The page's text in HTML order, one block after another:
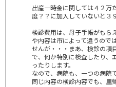
出産一時金に関しては４２万
度？？に加入していないと３
検診費用は、母子手帳がもら
や内容は市によって違うので
せんが・・・まあ、検診の項
で、何か特別に検査したり、
ったりします。
なので、病院も、一つの病院
同じ内容の検診内容でも、里